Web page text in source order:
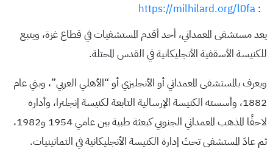
:
https://milhilard.org/l0fa
يعد مستشفى المعمداني، أحد أقدم المستشفيات في قطاع غزة، ويتبع
للكنيسة الأسقفية الأنجليكانية في القدس المحتلة.
ويعرف بالمستشفى المعمداني أو الأنجليزي أو “الأهلي العربي”، وبني عام
1882، وأسسته الكنيسة الإرسالية التابعة لكنيسة إنجلترا، وأداره
لاحقًا المذهب المعمداني الجنوبي كبعثة طبية بين عامي 1954 و1982،
ثم عادَ المستشفى تحتَ إدارة الكنيسة الأنجليكانية في الثمانينيات.